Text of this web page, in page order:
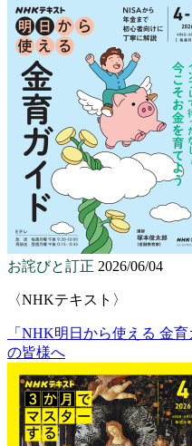
お詫びと訂正 2026/06/04
〈NHKテキスト〉
「NHK明日から使える 金
の皆様へ